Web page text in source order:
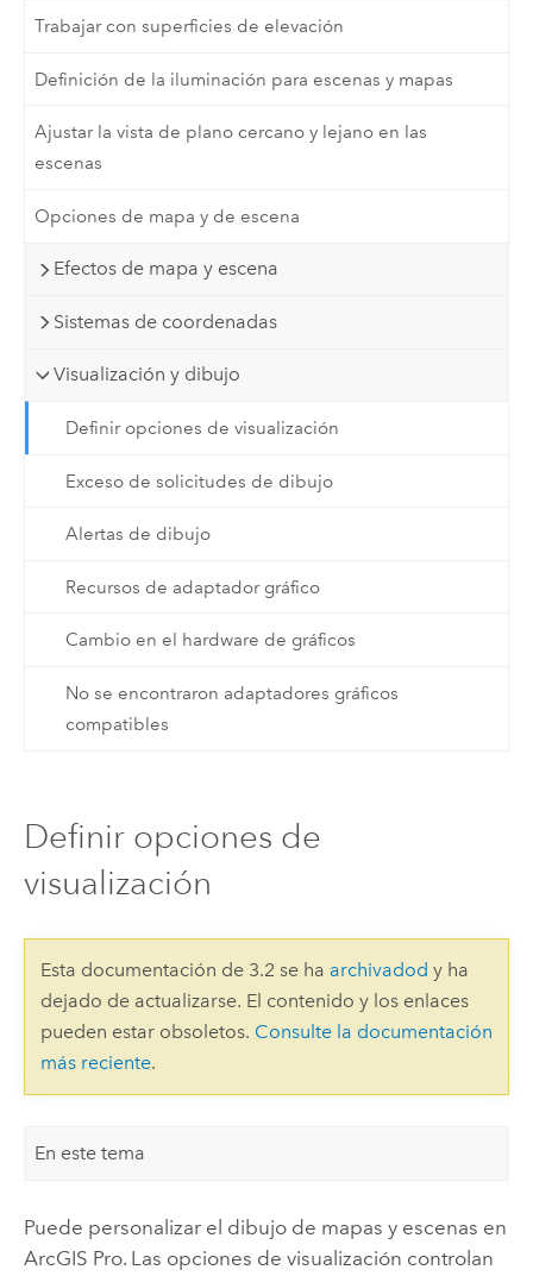
Trabajar con superficies de elevación
Definición de la iluminación para escenas y mapas
Ajustar la vista de plano cercano y lejano en las
escenas
Opciones de mapa y de escena
Efectos de mapa y escena
Sistemas de coordenadas
Visualización y dibujo
Definir opciones de visualización
Exceso de solicitudes de dibujo
Alertas de dibujo
Recursos de adaptador gráfico
Cambio en el hardware de gráficos
No se encontraron adaptadores gráficos
compatibles
Definir opciones de
visualización
Esta documentación de 3.2 se ha archivadod y ha
dejado de actualizarse. El contenido y los enlaces
pueden estar obsoletos. Consulte la documentación
más reciente.
En este tema
Puede personalizar el dibujo de mapas y escenas en
ArcGIS Pro. Las opciones de visualización controlan